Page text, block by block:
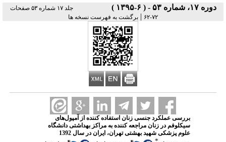
دوره ۱۷، شماره ۵۳ - ( ۶-۱۳۹۵ )
جلد ۱۷ شماره ۵۳ صفحات
۷۲-۶۲
| برگشت به فهرست نسخه ها
بررسی عملکرد جنسی زنان استفاده کننده از آمپول‌های
سیکلوفم در زنان مراجعه کننده به مراکز بهداشتی دانشگاه
علوم پزشکی شهید بهشتی تهران، ایران در سال 1392